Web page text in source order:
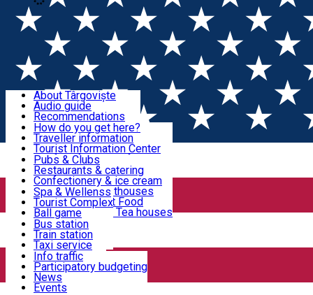
Sign In
Sign Up Free
Discover Târgoviște
Useful information!
Accommodation & Food
Activities
Transportation & Parking
We keep you informed!
About Târgoviște
Audio guide
Recommendations
Parks & Zoo
Church & monasteries
Art & culture
Event organizers
Legends and stories
Târgoviște in pictures
How do you get here?
Traveller information
Tourist Information Center
Useful information for locals
Community
Pubs & Clubs
Restaurants & catering
Confectionery & ice cream
Hotels and guesthouses
Pizzerias & Fast Food
Coffee places & Tea houses
Spa & Wellenss
Tourist Complex
Ball game
Swimming
Sport clubs
Playgrounds
Bus station
Train station
Taxi service
Rent a car
Car wash
Parking places
Info traffic
Participatory budgeting
News
Events
Home Public Service
Agentia Nationala de Cadastru si
Publicitate Imobiliara Dambovita